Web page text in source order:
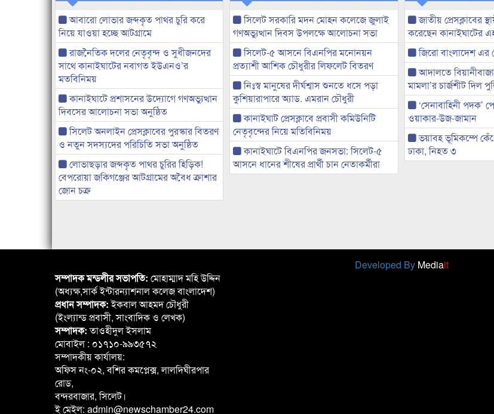
আবারো লোভার জব্দকৃত পাথর চুরি করে
নিয়ে যাওয়া হচ্ছে আটগ্রামে
রাজনৈতিক দলের নেতৃবৃন্দ ও সুধীজনদের
সাথে কানাইঘাটের নবাগত ইউএনও’র
মতবিনিময়
কানাইঘাটে প্রশাসনের উদ্যোগে গণঅভ্যুত্থান
দিবসের আলোচনা সভা অনুষ্ঠিত
সিলেট অনলাইন প্রেসক্লাবের পুরস্কার বিতরণ
ও নতুন সদস্যদের পরিচিতি সভা অনুষ্ঠিত
লোভাছড়ার জব্দকৃত পাথর চুরির হিড়িক!
বেপরোয়া জকিগঞ্জের আটগ্রামের অবৈধ ক্রাশার
জোন চক্র
সিলেট সরকারি মদন মোহন কলেজে জুলাই
গণঅভ্যুত্থান দিবস উপলক্ষে আলোচনা সভা
সিলেট-৫ আসনে বিএনপির মনোনয়ন
প্রত্যাশী আশিক চৌধুরীর লিফলেট বিতরণ
নিঃস্ব মানুষের দীর্ঘশ্বাস শুনতে ধসে পড়া
কুশিয়ারাপারে অ্যাড. এমরান চৌধুরী
কানাইঘাট প্রেসক্লাবে প্রবাসী কমিউনিটি
নেতৃবৃন্দের নিয়ে মতিবিনিময়
কানাইঘাটে বিএনপির জনসভা: সিলেট-৫
আসনে ধানের শীষের প্রার্থী চান নেতাকর্মীরা
জাতীয় প্রেসক্লাবের
করেছেন কানাইঘাটের
জিরো বাংলাদেশ এর
আদালতে
মামলা’র চার্জশীট দিল
‘সেনাবাহিনী পদক’
ওয়াকার-উজ-জামান
ভয়াবহ ভূমিকম্পে
ঢাকা, নিহত ৩
Developed By Mediait
সম্পাদক মন্ডলীর সভাপতি: মোহাম্মাদ মহি উদ্দিন
(অধ্যক্ষ,সার্ক ইন্টারন্যাশনাল কলেজ বাংলাদেশ)
প্রধান সম্পাদক:ইকবাল আহমদ চৌধুরী
(ইংল্যান্ড প্রবাসী, সাংবাদিক ও লেখক)
সম্পাদক:তাওহীদুল ইসলাম
মোবাইল : ০১৭১০-৯৯৩৫৭২
সম্পাদকীয় কার্যালয়:
অফিস নং-০২, বশির কমপ্লেক্স, লালদিঘীরপার
রোড,
বন্দরবাজার, সিলেট।
ই মেইল: admin@newschamber24.com